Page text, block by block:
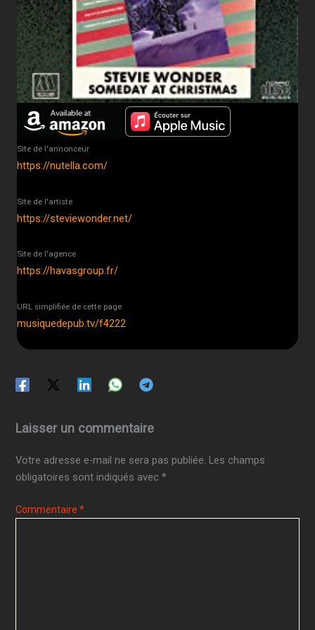
Site de l'annonceur
https://nutella.com/
Site de l'artiste
https://steviewonder.net/
Site de l'agence
https://havasgroup.fr/
URL simplifiée de cette page
musiquedepub.tv/f4222
Laisser un commentaire
Votre adresse e-mail ne sera pas publiée. Les champs
obligatoires sont indiqués avec*
Commentaire*